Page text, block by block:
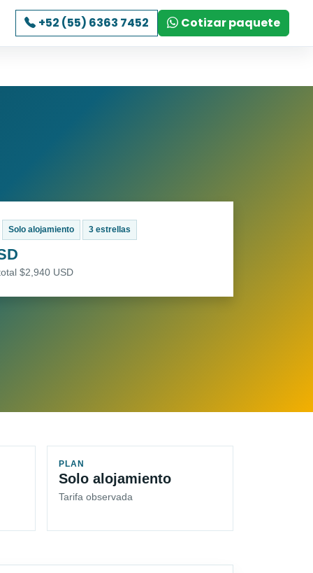
+52 (55) 6363 7452 Cotizar paquete
Solo alojamiento 3 estrellas
$2,940 USD
PLAN
Solo alojamiento
Tarifa observada